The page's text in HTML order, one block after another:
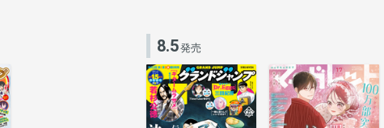
8.5発売